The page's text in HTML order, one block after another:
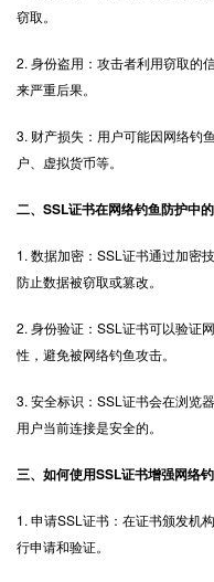
窃取。
2. 身份盗用：攻击者利用窃取的
来严重后果。
3. 财产损失：用户可能因网络钓
户、虚拟货币等。
二、SSL证书在网络钓鱼防护中
1. 数据加密：SSL证书通过加密
防止数据被窃取或篡改。
2. 身份验证：SSL证书可以验证
性，避免被网络钓鱼攻击。
3. 安全标识：SSL证书会在浏览
用户当前连接是安全的。
三、如何使用SSL证书增强网络
1. 申请SSL证书：在证书颁发机
行申请和验证。